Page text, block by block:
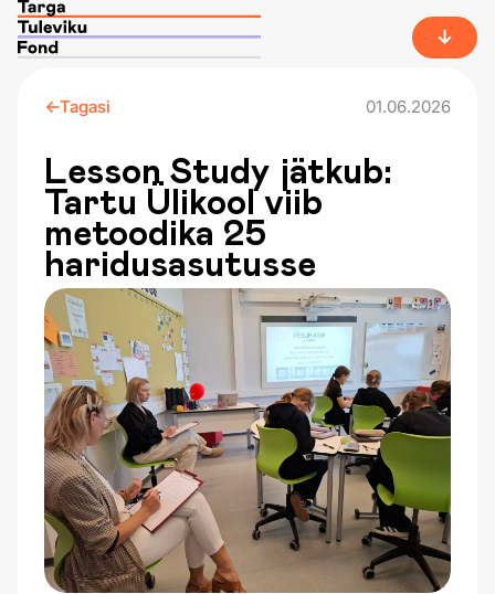
Tagasi 01.06.2026
Lesson Study jätkub:
Tartu Ülikool viib
metoodika 25
haridusasutusse